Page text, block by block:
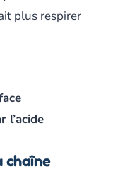
plus respirer
l’acide
chaîne